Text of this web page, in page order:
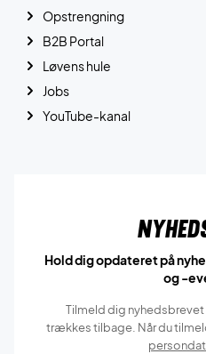
Opstrengning
B2B Portal
Løvens hule
Jobs
YouTube-kanal
Hold dig opdateret på
og -
Tilmeld dig nyhedsbrevet
trækkes tilbage. Når du